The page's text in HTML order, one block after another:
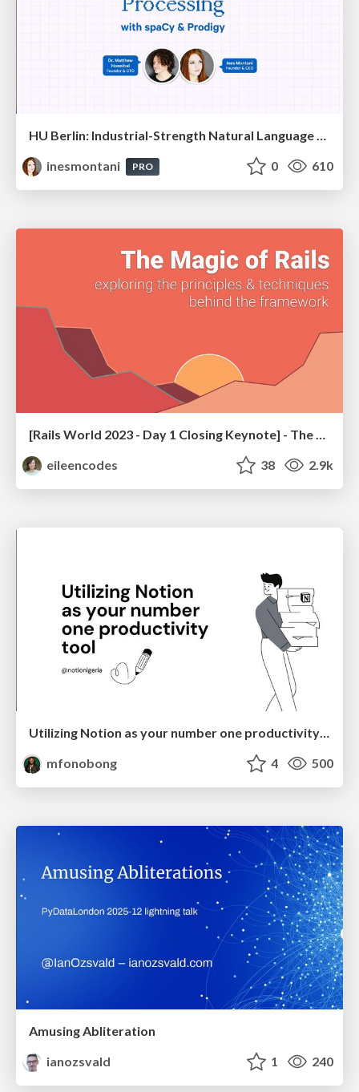
HU Berlin: Industrial-Strength Natural Language Processing with spaCy and Prodigy
inesmontani
PRO 0 610
eileencodes
38 2.9k
Utilizing Notion as your number one productivity tool
mfonobong
4 500
Amusing Abliteration
ianozsvald
1 240